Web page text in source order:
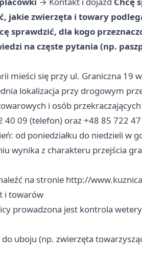
jakie zwierzęta i towary
sprawdzić, dla kogo
na częste pytania (np.
mieści się przy ul. Graniczna 19
lokalizacja przy drogowym
i osób
09 (telefon) oraz +48 85 722
od poniedziałku do niedzieli w
wynika z charakteru przejścia
na stronie http://
i towarów
prowadzona jest kontrola
uboju (np. zwierzęta